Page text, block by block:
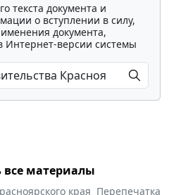
текста документа и
о вступлении в силу,
документа,
Интернет-версии системы
все материалы
края Перепечатка